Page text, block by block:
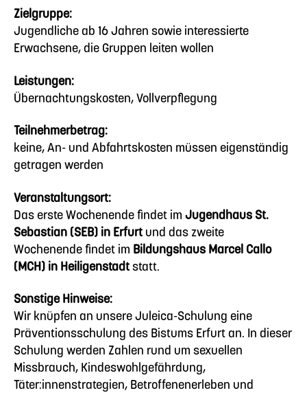
Zielgruppe:
Jugendliche ab 16 Jahren sowie interessierte
Erwachsene, die Gruppen leiten wollen
Leistungen:
Übernachtungskosten, Vollverpflegung
Teilnehmerbetrag:
keine, An- und Abfahrtskosten müssen eigenständig
getragen werden
Veranstaltungsort:
Das erste Wochenende findet im Jugendhaus St.
Sebastian (SEB) in Erfurt und das zweite
Wochenende findet im Bildungshaus Marcel Callo
(MCH) in Heiligenstadtstatt.
Sonstige Hinweise:
Wir knüpfen an unsere Juleica-Schulung eine
Präventionsschulung des Bistums Erfurt an. In dieser
Schulung werden Zahlen rund um sexuellen
Missbrauch, Kindeswohlgefährdung,
Täter:innenstrategien, Betroffenenerleben und